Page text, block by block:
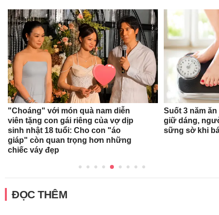
"Choáng" với món quà nam diễn
viên tặng con gái riêng của vợ dịp
sinh nhật 18 tuổi: Cho con "áo
giáp" còn quan trọng hơn những
chiếc váy đẹp
Suốt 3 năm
giữ dáng,
sững sờ khi
ĐỌC THÊM